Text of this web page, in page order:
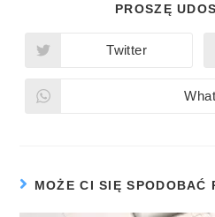
PROSZĘ
Twitter
MOŻE CI SIĘ SPODOBAĆ